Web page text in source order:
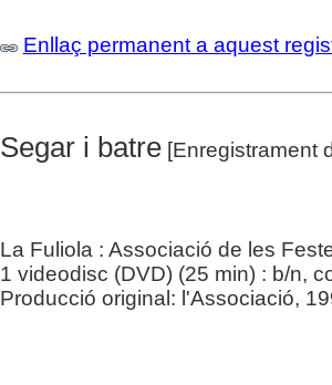
Enllaç permanent a aquest
Segar i batre[Enregistrament
La Fuliola : Associació de les
1 videodisc (DVD) (25 min) : b/n,
Producció original: l'Associació,